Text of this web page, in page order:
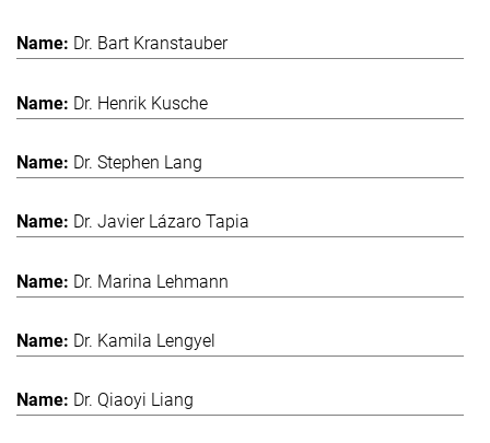
Dr. Bart Kranstauber
Dr. Henrik Kusche
Dr. Stephen Lang
Dr. Javier Lázaro Tapia
Dr. Marina Lehmann
Dr. Kamila Lengyel
Dr. Qiaoyi Liang